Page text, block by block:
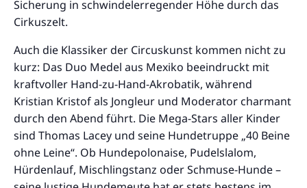
Sicherung in schwindelerregender Höhe durch das
Cirkuszelt.
Auch die Klassiker der Circuskunst kommen nicht zu
kurz: Das Duo Medel aus Mexiko beeindruckt mit
kraftvoller Hand-zu-Hand-Akrobatik, während
Kristian Kristof als Jongleur und Moderator charmant
durch den Abend führt. Die Mega-Stars aller Kinder
sind Thomas Lacey und seine Hundetruppe „40 Beine
ohne Leine“. Ob Hundepolonaise, Pudelslalom,
Hürdenlauf, Mischlingstanz oder Schmuse-Hunde –